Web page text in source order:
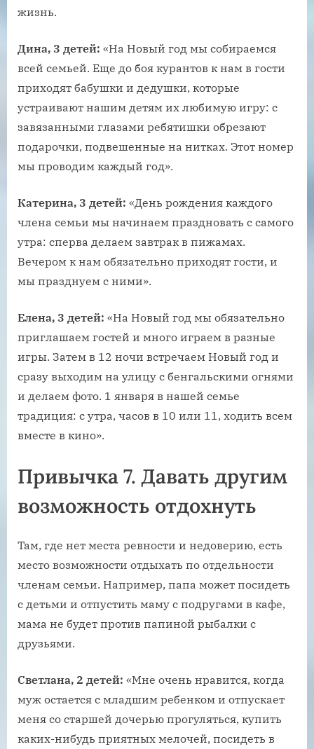
жизнь.
Дина, 3 детей: «На Новый год мы собираемся
всей семьей. Еще до боя курантов к нам в гости
приходят бабушки и дедушки, которые
устраивают нашим детям их любимую игру: с
завязанными глазами ребятишки обрезают
подарочки, подвешенные на нитках. Этот номер
мы проводим каждый год».
Катерина, 3 детей: «День рождения каждого
члена семьи мы начинаем праздновать с самого
утра: сперва делаем завтрак в пижамах.
Вечером к нам обязательно приходят гости, и
мы празднуем с ними».
Елена, 3 детей: «На Новый год мы обязательно
приглашаем гостей и много играем в разные
игры. Затем в 12 ночи встречаем Новый год и
сразу выходим на улицу с бенгальскими огнями
и делаем фото. 1 января в нашей семье
традиция: с утра, часов в 10 или 11, ходить всем
вместе в кино».
Привычка 7. Давать другим
возможность отдохнуть
Там, где нет места ревности и недоверию, есть
место возможности отдыхать по отдельности
членам семьи. Например, папа может посидеть
с детьми и отпустить маму с подругами в кафе,
мама не будет против папиной рыбалки с
друзьями.
Светлана, 2 детей: «Мне очень нравится, когда
муж остается с младшим ребенком и отпускает
меня со старшей дочерью прогуляться, купить
каких-нибудь приятных мелочей, посидеть в